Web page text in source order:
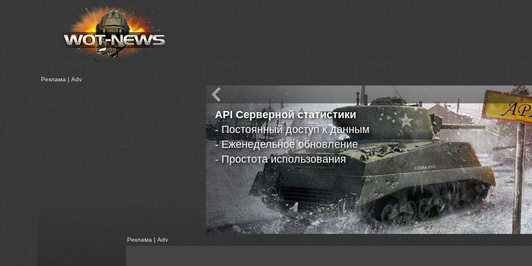
Реклама | Adv
API Серверной статистики
- Постоянный доступ к данным
- Еженедельное обновление
- Простота использования
Grenoli => Вопросы
разработчикам
Grenoli => Вопросы
разработчикам
Grenoli =>
братство
Grenoli =>
братство
Grenoli => Где и как
реплеями?
Реклама | Adv